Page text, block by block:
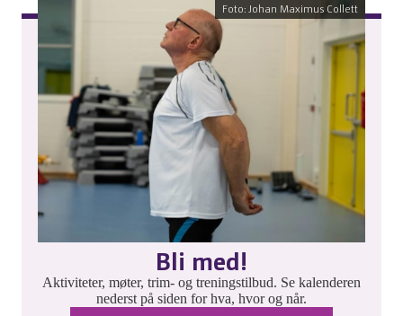
Foto: Johan Maximus Collett
Bli med!
Aktiviteter, møter, trim- og treningstilbud. Se kalenderen
nederst på siden for hva, hvor og når.